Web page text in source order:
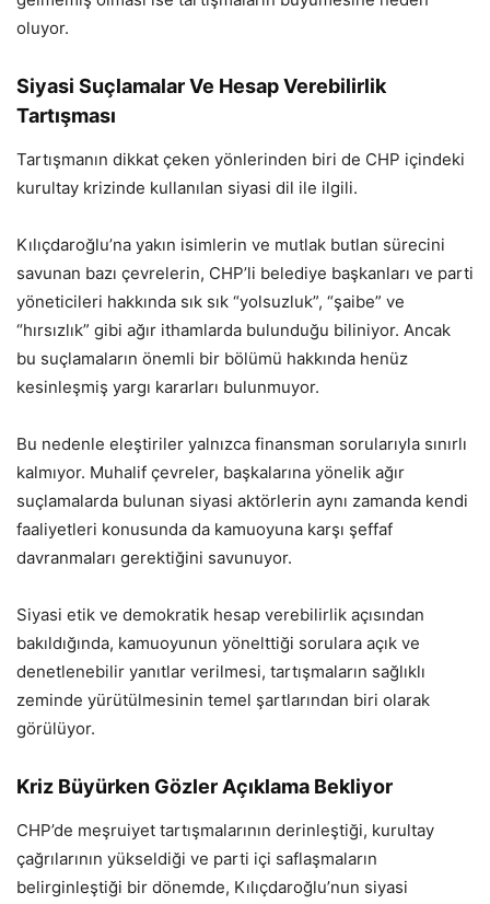
oluyor.
Siyasi Suçlamalar Ve Hesap Verebilirlik
Tartışması
Tartışmanın dikkat çeken yönlerinden biri de CHP içindeki
kurultay krizinde kullanılan siyasi dil ile ilgili.
Kılıçdaroğlu’na yakın isimlerin ve mutlak butlan sürecini
savunan bazı çevrelerin, CHP’li belediye başkanları ve parti
yöneticileri hakkında sık sık “yolsuzluk”, “şaibe” ve
“hırsızlık” gibi ağır ithamlarda bulunduğu biliniyor. Ancak
bu suçlamaların önemli bir bölümü hakkında henüz
kesinleşmiş yargı kararları bulunmuyor.
Bu nedenle eleştiriler yalnızca finansman sorularıyla sınırlı
kalmıyor. Muhalif çevreler, başkalarına yönelik ağır
suçlamalarda bulunan siyasi aktörlerin aynı zamanda kendi
faaliyetleri konusunda da kamuoyuna karşı şeffaf
davranmaları gerektiğini savunuyor.
Siyasi etik ve demokratik hesap verebilirlik açısından
bakıldığında, kamuoyunun yönelttiği sorulara açık ve
denetlenebilir yanıtlar verilmesi, tartışmaların sağlıklı
zeminde yürütülmesinin temel şartlarından biri olarak
görülüyor.
Kriz Büyürken Gözler Açıklama Bekliyor
CHP’de meşruiyet tartışmalarının derinleştiği, kurultay
çağrılarının yükseldiği ve parti içi saflaşmaların
belirginleştiği bir dönemde, Kılıçdaroğlu’nun siyasi